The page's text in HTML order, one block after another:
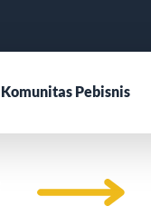
Komunitas Pebisnis